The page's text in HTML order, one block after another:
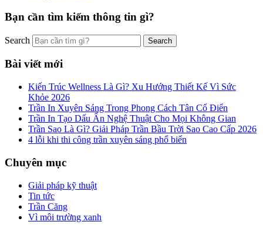
Bạn cần tìm kiếm thông tin gì?
Search
Bài viết mới
Kiến Trúc Wellness Là Gì? Xu Hướng Thiết Kế Vì Sức
Khỏe 2026
Trần In Xuyên Sáng Trong Phong Cách Tân Cổ Điển
Trần In Tạo Dấu Ấn Nghệ Thuật Cho Mọi Không Gian
Trần Sao Là Gì? Giải Pháp Trần Bầu Trời Sao Cao Cấp 2026
4 lỗi khi thi công trần xuyên sáng phổ biến
Chuyên mục
Giải pháp kỹ thuật
Tin tức
Trần Căng
Vì môi trường xanh